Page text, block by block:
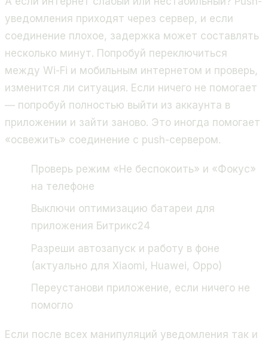
уведомления приходят через сервер, и если
соединение плохое, задержка может составлять
несколько минут. Попробуй переключиться
между Wi-Fi и мобильным интернетом и проверь,
изменится ли ситуация. Если ничего не помогает
— попробуй полностью выйти из аккаунта в
приложении и зайти заново. Это иногда помогает
«освежить» соединение с push-сервером.
Проверь режим «Не беспокоить» и «Фокус»
на телефоне
Выключи оптимизацию батареи для
приложения Битрикс24
Разреши автозапуск и работу в фоне
(актуально для Xiaomi, Huawei, Oppo)
Переустанови приложение, если ничего не
помогло
Если после всех манипуляций уведомления так и